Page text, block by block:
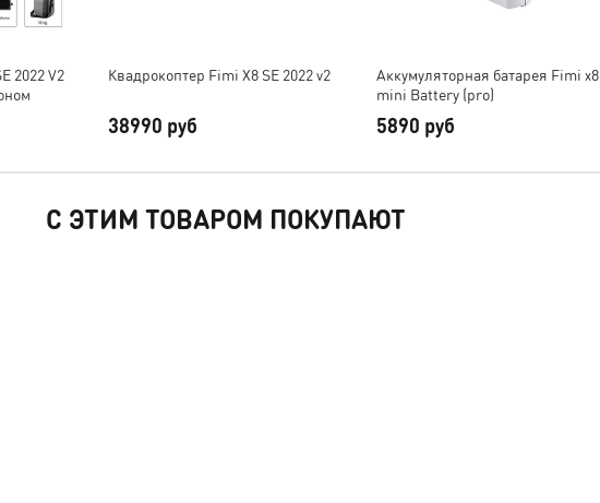
2022 V2
Квадрокоптер Fimi X8 SE 2022 v2
38990 руб
Аккумуляторная батарея Fimi x8
mini Battery (pro)
5890 руб
С ЭТИМ ТОВАРОМ ПОКУПАЮТ